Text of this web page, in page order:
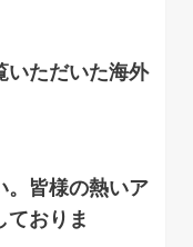
いただいた海外
。皆様の熱いア
ておりま